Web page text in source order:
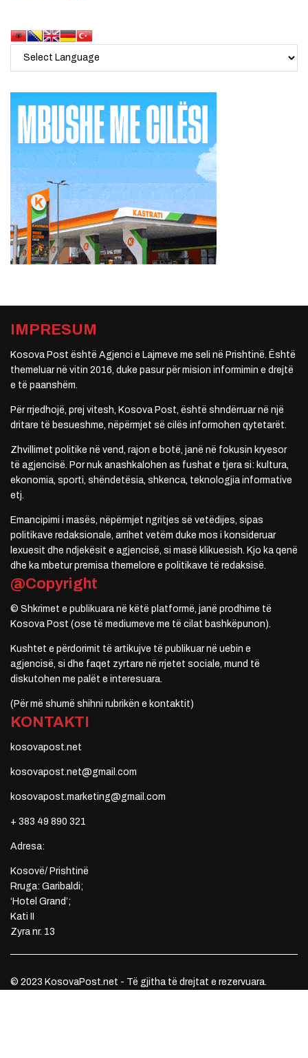
IMPRESUM
Kosova Post është Agjenci e Lajmeve me seli në Prishtinë. Është
themeluar në vitin 2016, duke pasur për mision informimin e drejtë
e të paanshëm.
Për rrjedhojë, prej vitesh, Kosova Post, është shndërruar në një
dritare të besueshme, nëpërmjet së cilës informohen qytetarët.
Zhvillimet politike në vend, rajon e botë, janë në fokusin kryesor
të agjencisë. Por nuk anashkalohen as fushat e tjera si: kultura,
ekonomia, sporti, shëndetësia, shkenca, teknologjia informative
etj.
Emancipimi i masës, nëpërmjet ngritjes së vetëdijes, sipas
politikave redaksionale, arrihet vetëm duke mos i konsideruar
lexuesit dhe ndjekësit e agjencisë, si masë klikuesish. Kjo ka qenë
dhe ka mbetur premisa themelore e politikave të redaksisë.
@Copyright
© Shkrimet e publikuara në këtë platformë, janë prodhime të
Kosova Post (ose të mediumeve me të cilat bashkëpunon).
Kushtet e përdorimit të artikujve të publikuar në uebin e
agjencisë, si dhe faqet zyrtare në rrjetet sociale, mund të
diskutohen me palët e interesuara.
(Për më shumë shihni rubrikën e kontaktit)
KONTAKTI
kosovapost.net
kosovapost.net@gmail.com
kosovapost.marketing@gmail.com
+ 383 49 890 321
Adresa:
Kosovë/ Prishtinë
Rruga: Garibaldi;
‘Hotel Grand’;
Kati II
Zyra nr. 13
© 2023 KosovaPost.net - Të gjitha të drejtat e rezervuara.